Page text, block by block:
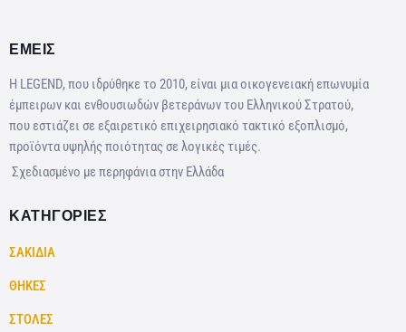
ΕΜΕΙΣ
Η LEGEND, που ιδρύθηκε το 2010, είναι μια οικογενειακή επωνυμία
έμπειρων και ενθουσιωδών βετεράνων του Ελληνικού Στρατού,
που εστιάζει σε εξαιρετικό επιχειρησιακό τακτικό εξοπλισμό,
προϊόντα υψηλής ποιότητας σε λογικές τιμές.
Σχεδιασμένο με περηφάνια στην Ελλάδα
ΚΑΤΗΓΟΡΙΕΣ
ΣΑΚΙΔΙΑ
ΘΗΚΕΣ
ΣΤΟΛΕΣ